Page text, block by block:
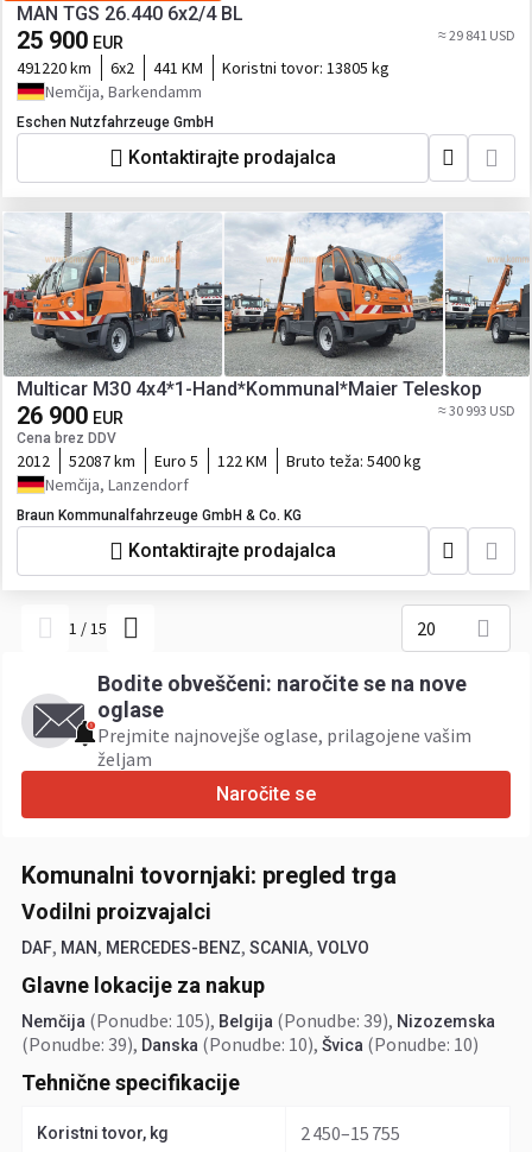
MAN TGS 26.440 6x2/4 BL
25 900 EUR ≈ 29 841 USD
491220 km 6x2 441 KM Koristni tovor: 13805 kg
Nemčija, Barkendamm
Eschen Nutzfahrzeuge GmbH
Kontaktirajte prodajalca
Multicar M30 4x4*1-Hand*Kommunal*Maier Teleskop
26 900 EUR
Cena brez DDV
≈ 30 993 USD
2012 52087 km Euro 5 122 KM Bruto teža: 5400 kg
Nemčija, Lanzendorf
Braun Kommunalfahrzeuge GmbH & Co. KG
Kontaktirajte prodajalca
1 /15 20
Bodite obveščeni: naročite se na nove
oglase
Prejmite najnovejše oglase, prilagojene vašim
željam
Naročite se
Komunalni tovornjaki: pregled trga
Vodilni proizvajalci
DAF, MAN, MERCEDES-BENZ, SCANIA, VOLVO
Glavne lokacije za nakup
Nemčija (Ponudbe: 105), Belgija (Ponudbe: 39), Nizozemska
(Ponudbe: 39), Danska (Ponudbe: 10), Švica (Ponudbe: 10)
Tehnične specifikacije
Koristni tovor, kg 2 450–15 755